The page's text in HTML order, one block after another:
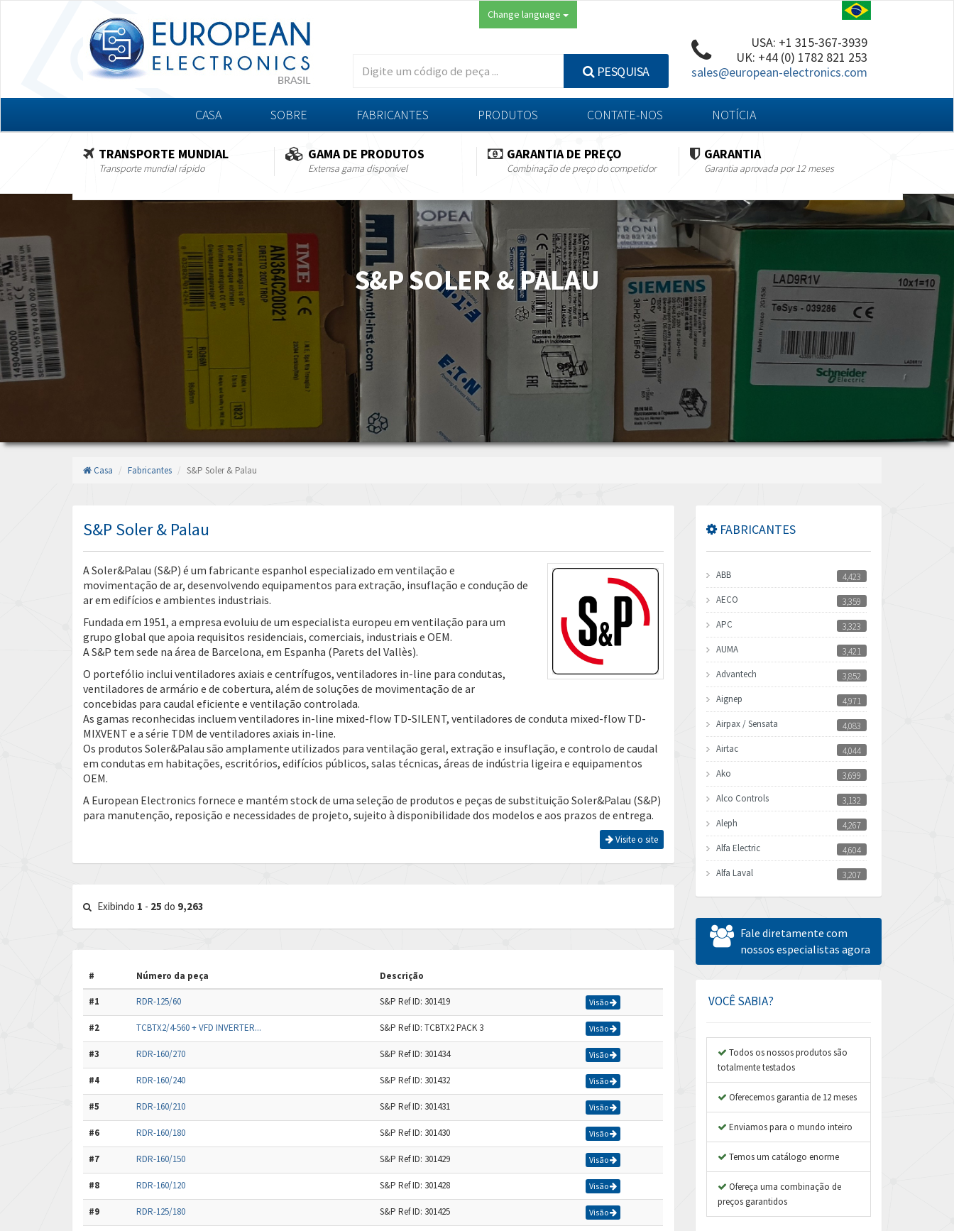
Change language
PESQUISA
USA: +1 315-367-3939
UK: +44 (0) 1782 821 253
sales@european-electronics.com
CASA SOBRE FABRICANTES PRODUTOS CONTATE-NOS NOTÍCIA
TRANSPORTE MUNDIAL
Transporte mundial rápido
GAMA DE PRODUTOS
Extensa gama disponível
GARANTIA DE PREÇO
Combinação de preço do competidor
GARANTIA
Garantia aprovada por 12 meses
S&P SOLER & PALAU
Casa Fabricantes S&P Soler & Palau
S&P Soler & Palau
A Soler&Palau (S&P) é um fabricante espanhol especializado em ventilação e
movimentação de ar, desenvolvendo equipamentos para extração, insuflação e condução de
ar em edifícios e ambientes industriais.
Fundada em 1951, a empresa evoluiu de um especialista europeu em ventilação para um
grupo global que apoia requisitos residenciais, comerciais, industriais e OEM.
A S&P tem sede na área de Barcelona, em Espanha (Parets del Vallès).
O portefólio inclui ventiladores axiais e centrífugos, ventiladores in-line para condutas,
ventiladores de armário e de cobertura, além de soluções de movimentação de ar
concebidas para caudal eficiente e ventilação controlada.
As gamas reconhecidas incluem ventiladores in-line mixed-flow TD-SILENT, ventiladores de conduta mixed-flow TD-
MIXVENT e a série TDM de ventiladores axiais in-line.
Os produtos Soler&Palau são amplamente utilizados para ventilação geral, extração e insuflação, e controlo de caudal
em condutas em habitações, escritórios, edifícios públicos, salas técnicas, áreas de indústria ligeira e equipamentos
OEM.
A European Electronics fornece e mantém stock de uma seleção de produtos e peças de substituição Soler&Palau (S&P)
para manutenção, reposição e necessidades de projeto, sujeito à disponibilidade dos modelos e aos prazos de entrega.
Visite o site
Exibindo 1 - 25 do 9,263
# Número da peça Descrição
#1 RDR-125/60 S&P Ref ID: 301419 Visão
#2 TCBTX2/4-560 + VFD INVERTER... S&P Ref ID: TCBTX2 PACK 3 Visão
#3 RDR-160/270 S&P Ref ID: 301434 Visão
#4 RDR-160/240 S&P Ref ID: 301432 Visão
#5 RDR-160/210 S&P Ref ID: 301431 Visão
#6 RDR-160/180 S&P Ref ID: 301430 Visão
#7 RDR-160/150 S&P Ref ID: 301429 Visão
#8 RDR-160/120 S&P Ref ID: 301428 Visão
#9 RDR-125/180 S&P Ref ID: 301425 Visão
FABRICANTES
ABB
4,423
AECO
3,359
APC
3,323
AUMA
3,421
Advantech
3,852
Aignep
4,971
Airpax / Sensata
4,083
Airtac
4,044
Ako
3,699
Alco Controls
3,132
Aleph
4,267
Alfa Electric
4,604
Alfa Laval
3,207
Allen Bradley
4,665
Allen West
Amperite
4,219
Amplicon Liveline
Apex Dynamics
4,567
Asco Numatics
Atos
4,276
Autonics
4,747
Aventics
B&R
4,353
Baldor
Fale diretamente com
nossos especialistas agora
VOCÊ SABIA?
Todos os nossos produtos são
totalmente testados
Oferecemos garantia de 12 meses
Enviamos para o mundo inteiro
Temos um catálogo enorme
Ofereça uma combinação de
preços garantidos